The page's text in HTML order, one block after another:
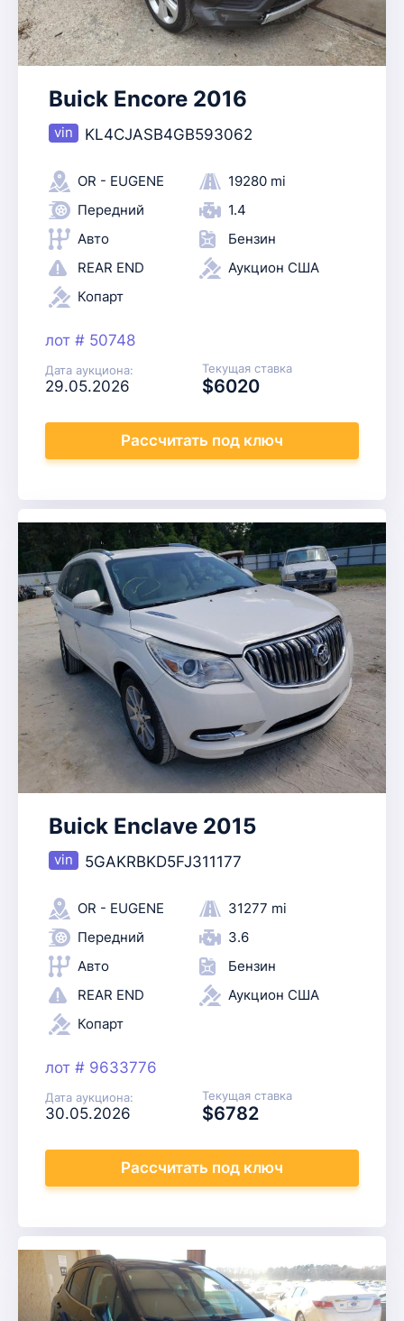
Buick Encore 2016
KL4CJASB4GB593062
OR - EUGENE
19280 mi
Передний
1.4
Авто
Бензин
REAR END
Аукцион США
Копарт
лот # 50748
Дата аукциона:
29.05.2026
Текущая ставка
$6020
Рассчитать под ключ
Buick Enclave 2015
5GAKRBKD5FJ311177
OR - EUGENE
31277 mi
Передний
3.6
Авто
Бензин
REAR END
Аукцион США
Копарт
лот # 9633776
Дата аукциона:
30.05.2026
Текущая ставка
$6782
Рассчитать под ключ